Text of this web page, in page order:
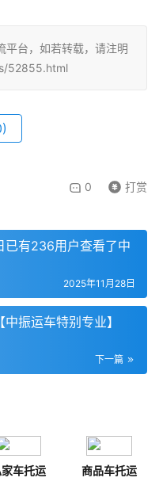
平台，如若转载，请注明
52855.html
)
0 打赏
已有236用户查看了中
2025年11月28日
振运车特别专业】
下一篇
车托运 商品车托运